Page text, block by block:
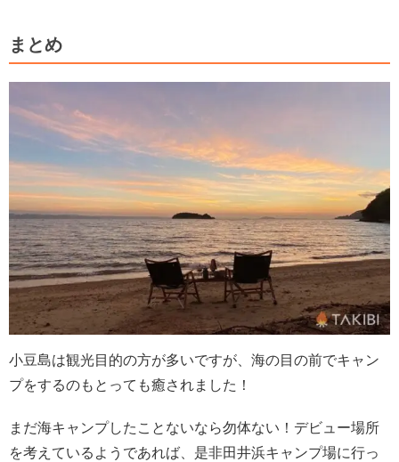
まとめ
小豆島は観光目的の方が多いですが、海の目の前でキャン
プをするのもとっても癒されました！
まだ海キャンプしたことないなら勿体ない！デビュー場所
を考えているようであれば、是非田井浜キャンプ場に行っ